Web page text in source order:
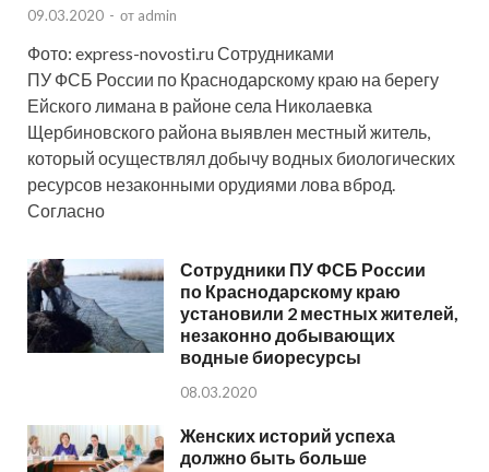
09.03.2020 - от admin
Фото: express-novosti.ru Сотрудниками
ПУ ФСБ России по Краснодарскому краю на берегу
Ейского лимана в районе села Николаевка
Щербиновского района выявлен местный житель,
который осуществлял добычу водных биологических
ресурсов незаконными орудиями лова вброд.
Согласно
Сотрудники ПУ ФСБ России
по Краснодарскому краю
установили 2 местных жителей,
незаконно добывающих
водные биоресурсы
08.03.2020
Женских историй успеха
должно быть больше